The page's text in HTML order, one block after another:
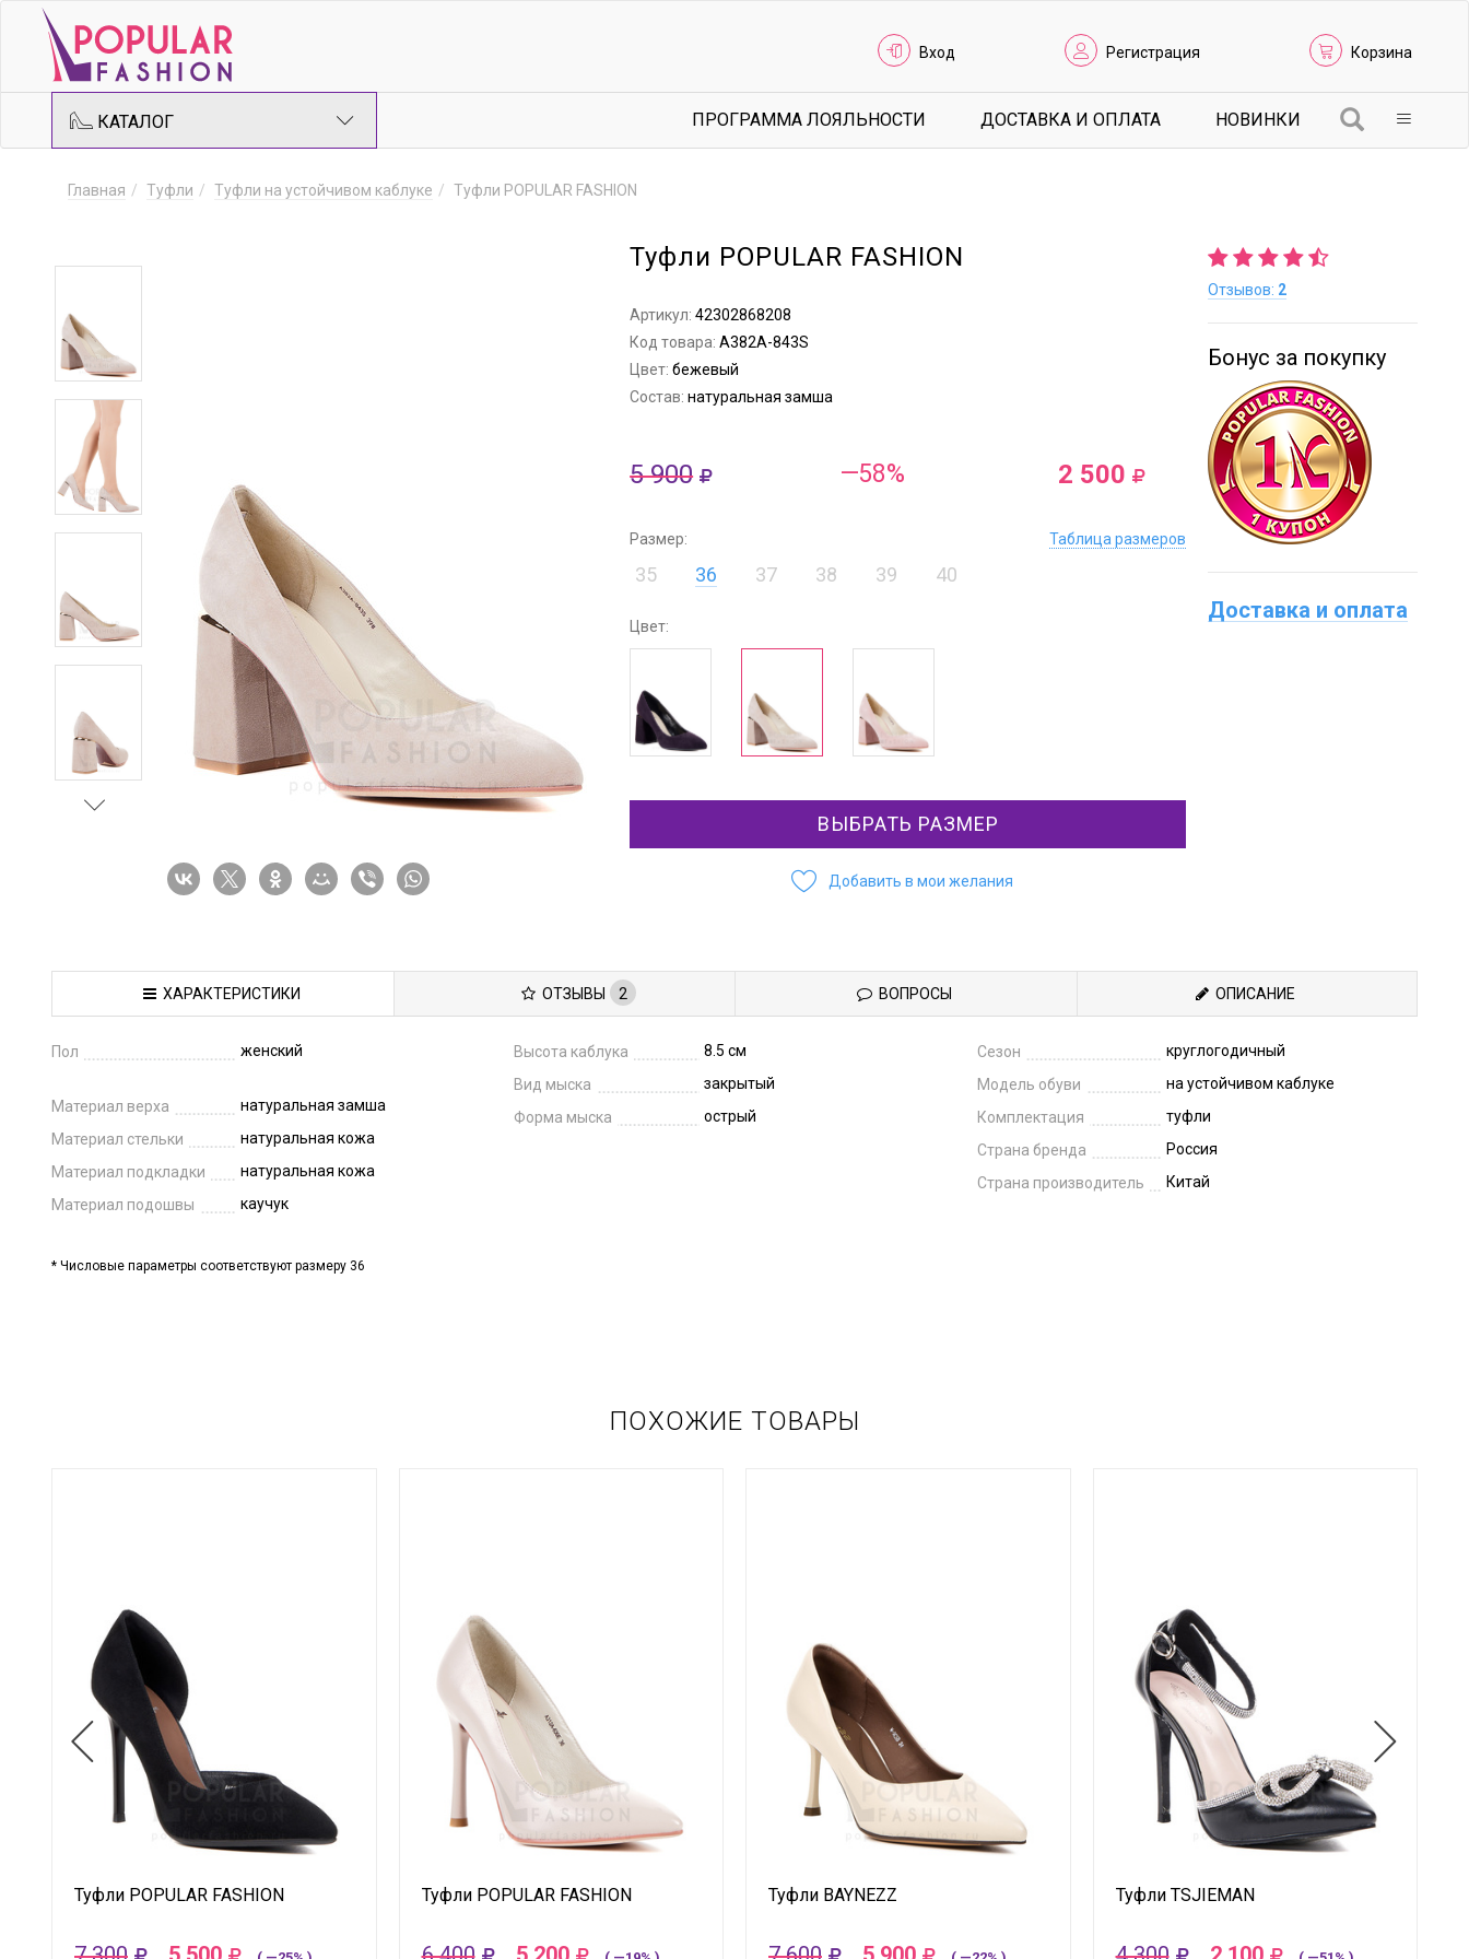
Вход Регистрация Корзина
КАТАЛОГ ПРОГРАММА ЛОЯЛЬНОСТИ ДОСТАВКА И ОПЛАТА НОВИНКИ
Главная Туфли Туфли на устойчивом каблуке Туфли POPULAR FASHION
Туфли POPULAR FASHION
Артикул:42302868208
Код товара:A382A-843S
Цвет:бежевый
Состав:натуральная замша
5 900 —58% 2 500
Размер: Таблица размеров
35 36 37 38 39 40
Цвет:
ВЫБРАТЬ РАЗМЕР
Добавить в мои желания
Отзывов: 2
Бонус за покупку
Доставка и оплата
ХАРАКТЕРИСТИКИ ОТЗЫВЫ 2 ВОПРОСЫ ОПИСАНИЕ
Пол женский
Материал верха
натуральная замша
Материал стельки
натуральная кожа
Материал подкладки
натуральная кожа
Материал подошвы
каучук
Высота каблука
8.5 см
Вид мыска
закрытый
Форма мыска
острый
Сезон
круглогодичный
Модель обуви
на устойчивом каблуке
Комплектация
туфли
Страна бренда
Россия
Страна производитель
Китай
* Числовые параметры соответствуют размеру 36
ПОХОЖИЕ ТОВАРЫ
Туфли POPULAR FASHION Туфли POPULAR FASHION Туфли BAYNEZZ Туфли TSJIEMAN